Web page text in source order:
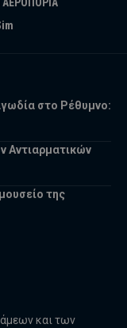
στο Ρέθυμνο:
Αντιαρματικών
της
και των